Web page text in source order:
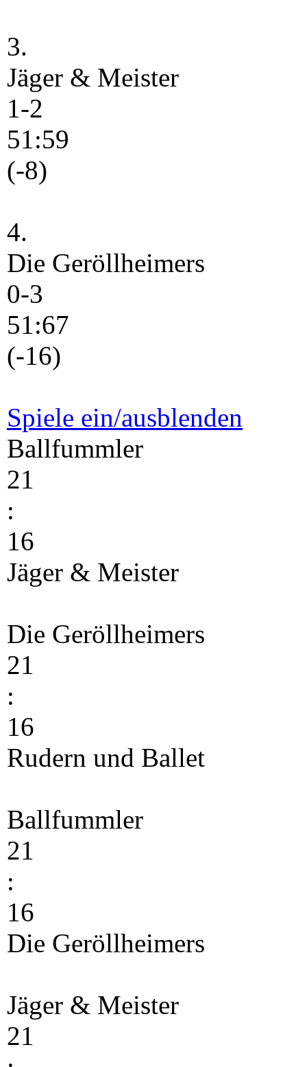
3.
Jäger & Meister
1-2
51:59
(-8)
4.
Die Geröllheimers
0-3
51:67
(-16)
Spiele ein/ausblenden
Ballfummler
21
:
16
Jäger & Meister
Die Geröllheimers
21
:
16
Rudern und Ballet
Ballfummler
21
:
16
Die Geröllheimers
Jäger & Meister
21